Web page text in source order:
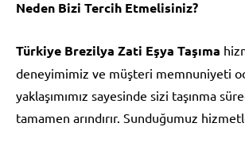
Neden Bizi Tercih Etmelisiniz?
Türkiye Brezilya Zati Eşya Taşıma
deneyimimiz ve müşteri memnuniyeti
yaklaşımımız sayesinde sizi taşınma
tamamen arındırır. Sunduğumuz